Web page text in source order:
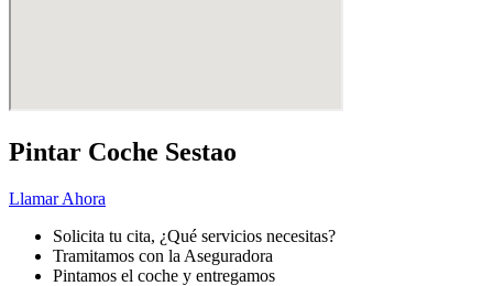
Pintar Coche Sestao
Llamar Ahora
Solicita tu cita, ¿Qué servicios necesitas?
Tramitamos con la Aseguradora
Pintamos el coche y entregamos